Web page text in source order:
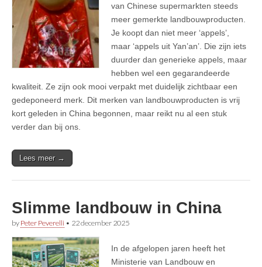
van Chinese supermarkten steeds
meer gemerkte landbouwproducten.
Je koopt dan niet meer ‘appels’,
maar ‘appels uit Yan’an’. Die zijn iets
duurder dan generieke appels, maar
hebben wel een gegarandeerde
kwaliteit. Ze zijn ook mooi verpakt met duidelijk zichtbaar een
gedeponeerd merk. Dit merken van landbouwproducten is vrij
kort geleden in China begonnen, maar reikt nu al een stuk
verder dan bij ons.
Lees meer →
Slimme landbouw in China
by Peter Peverelli • 22 december 2025
In de afgelopen jaren heeft het
Ministerie van Landbouw en